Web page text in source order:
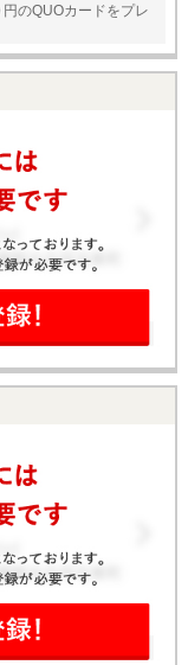
のQUOカードをプレ